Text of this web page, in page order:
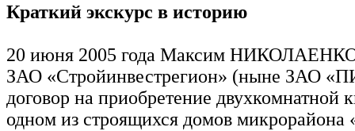
Краткий экскурс в историю
20 июня 2005 года Максим НИКОЛАЕНКО
ЗАО «Стройинвестрегион» (ныне ЗАО
договор на приобретение двухкомнатной
одном из строящихся домов микрорайона